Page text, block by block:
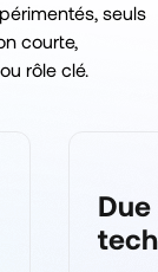
seuls
courte,
rôle clé.